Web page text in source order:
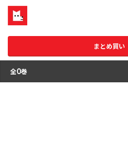
まとめ買い
全0巻